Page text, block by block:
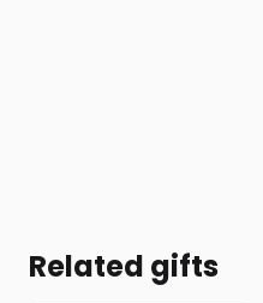
Related gifts